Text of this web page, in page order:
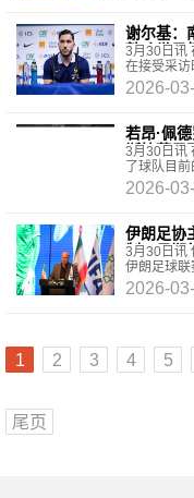
谢尔基：
敲响世界
3月30日讯
在接受采
美国之旅的
2026-
若昂·佩
斯拉菲尼
3月30日讯
了球队目
迪尼奥、罗
2026-
伊朗足协
制，日期
3月30日讯
伊朗足球联
就伊朗超级
2026-
1 2 3 4 5
尾页